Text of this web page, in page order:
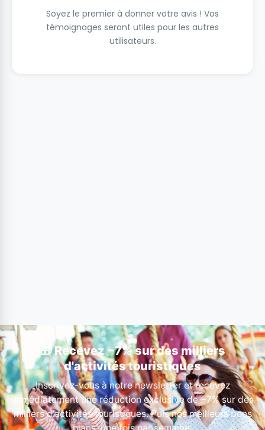
Soyez le premier à donner votre avis ! Vos
témoignages seront utiles pour les autres
utilisateurs.
🎁 Recevez −7% sur des milliers
d'activités touristiques
Inscrivez-vous à notre newsletter et recevez
immédiatement une réduction exclusive de −7% sur des
milliers d'activités touristiques. Puis nos meilleurs bons